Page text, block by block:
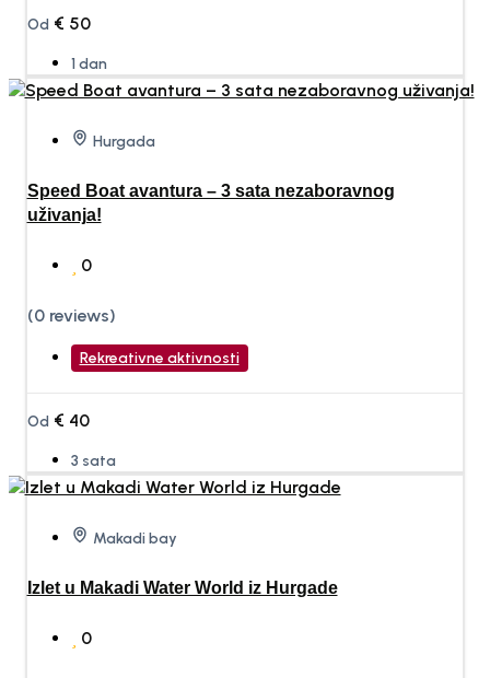
Od € 50
1 dan
Hurgada
Speed Boat avantura – 3 sata nezaboravnog
uživanja!
0
(0 reviews)
Rekreativne aktivnosti
Od € 40
3 sata
Makadi bay
Izlet u Makadi Water World iz Hurgade
0